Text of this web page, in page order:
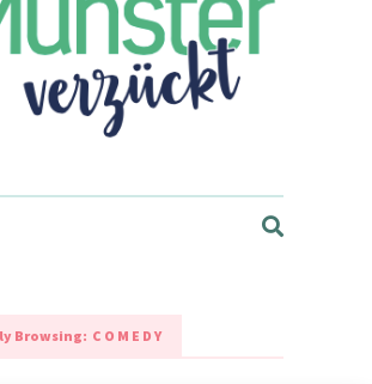
Browsing: COMEDY